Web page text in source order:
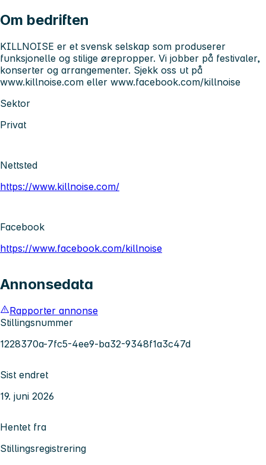
Om bedriften
KILLNOISE er et svensk selskap som produserer
funksjonelle og stilige ørepropper. Vi jobber på festivaler,
konserter og arrangementer. Sjekk oss ut på
www.killnoise.com eller www.facebook.com/killnoise
Sektor
Privat
Nettsted
https://www.killnoise.com/
Facebook
https://www.facebook.com/killnoise
Annonsedata
Rapporter annonse
Stillingsnummer
1228370a-7fc5-4ee9-ba32-9348f1a3c47d
Sist endret
19. juni 2026
Hentet fra
Stillingsregistrering